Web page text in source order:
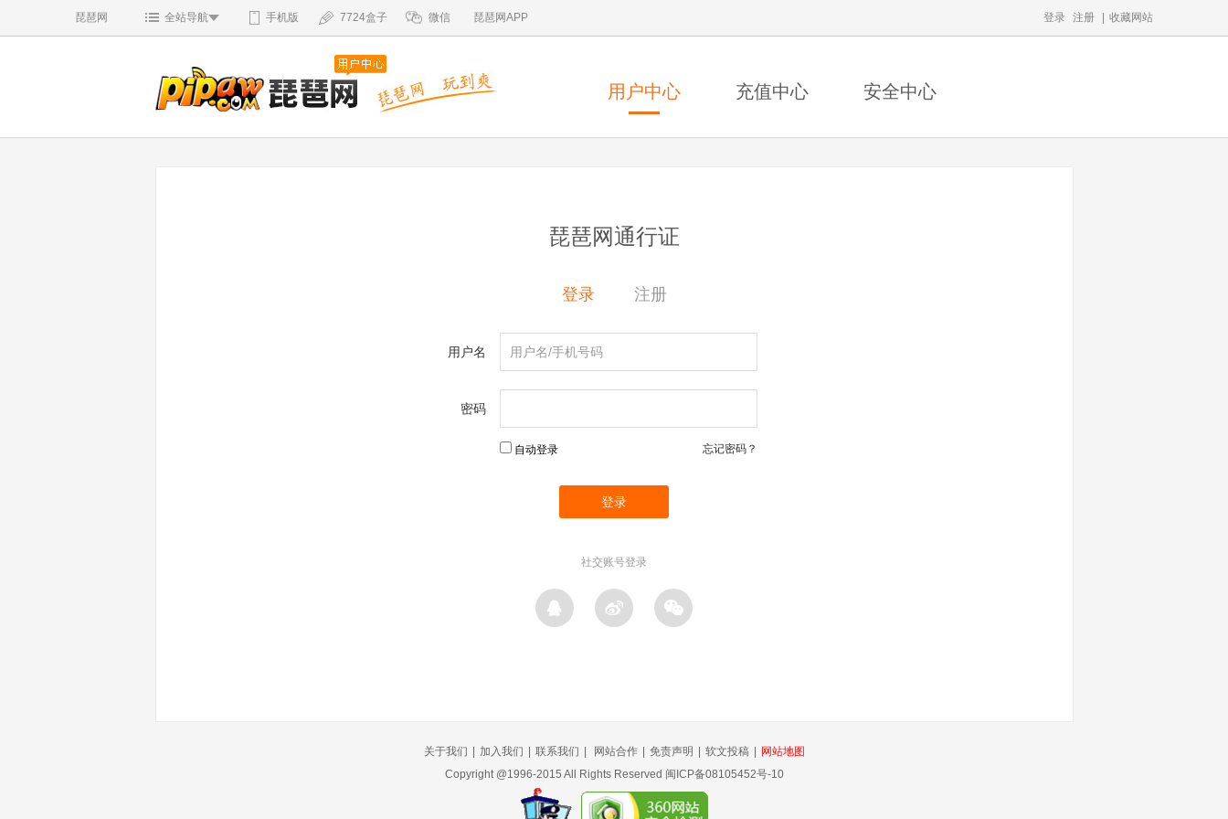
琵琶网 全站导航 手机版 微信 琵琶网APP
7724盒子 收藏网站
登录 注册
用户中心 充值中心 安全中心
琵琶网通行证
登录 注册
用户名
密码
自动登录 忘记密码？
社交账号登录
关于我们 加入我们 联系我们 网站合作 免责声明 软文投稿
网站地图
Copyright @1996-2015 All Rights Reserved 闽ICP备08105452号-10